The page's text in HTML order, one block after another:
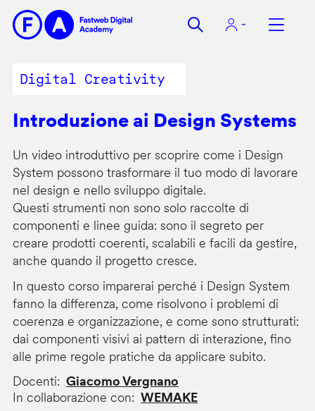
contenuto
Digital Creativity
Introduzione ai Design Systems
Un video introduttivo per scoprire come i Design
System possono trasformare il tuo modo di lavorare
nel design e nello sviluppo digitale.
Questi strumenti non sono solo raccolte di
componenti e linee guida: sono il segreto per
creare prodotti coerenti, scalabili e facili da gestire,
anche quando il progetto cresce.
In questo corso imparerai perché i Design System
fanno la differenza, come risolvono i problemi di
coerenza e organizzazione, e come sono strutturati:
dai componenti visivi ai pattern di interazione, fino
alle prime regole pratiche da applicare subito.
Docenti
Giacomo Vergnano
In collaborazione con
WEMAKE